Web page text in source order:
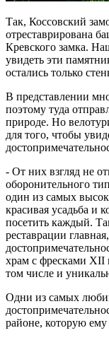
Так, Коссовский
отреставрирована
Кревского замка.
увидеть эти
остались только
В представлении
поэтому туда
природе. Но
для того, чтобы
- От них взгляд не
оборонительного
один из самых
красивая усадьба и
посетить каждый.
реставрации
храм с фресками XII
том числе и
Одни из самых
районе, которую